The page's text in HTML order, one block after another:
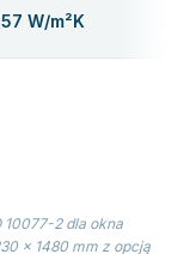
W/m²K
10077-2 dla okna
× 1480 mm z opcją